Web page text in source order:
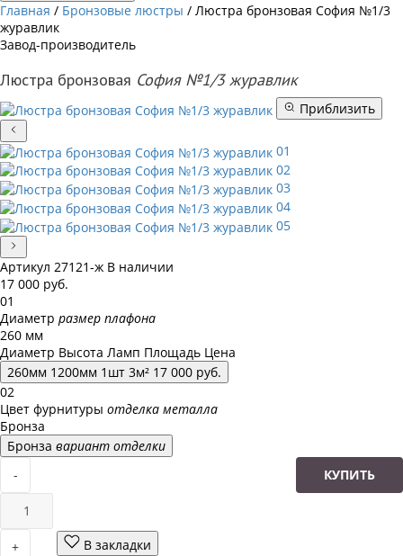
Главная / Бронзовые люстры / Люстра бронзовая София №1/3
журавлик
Завод-производитель
Люстра бронзовая София №1/3 журавлик
Приблизить
01
02
03
04
05
Артикул 27121-ж В наличии
17 000 руб.
01
Диаметр размер плафона
260 мм
Диаметр Высота Ламп Площадь Цена
260мм 1200мм 1 шт 3м² 17 000 руб.
02
Цвет фурнитуры отделка металла
Бронза
Бронза вариант отделки
-
+
КУПИТЬ
В закладки